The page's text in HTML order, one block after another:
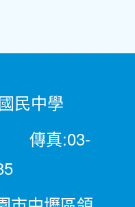
民中學
傳真:03-